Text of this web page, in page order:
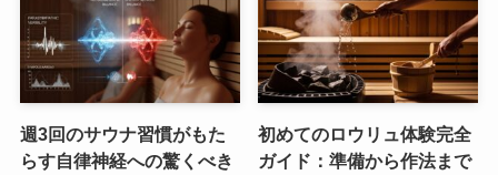
週3回のサウナ習慣がもた
らす自律神経への驚くべき
初めてのロウリュ体験完全
ガイド：準備から作法まで